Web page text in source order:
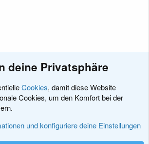
deine Privatsphäre
Cookies, damit diese Website
Cookies, um den Komfort bei der
und konfiguriere deine Einstellungen